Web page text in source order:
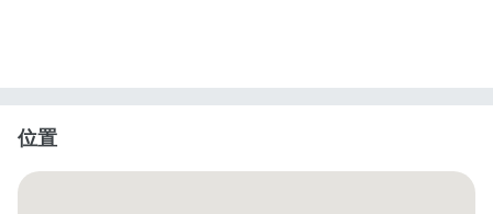
位置